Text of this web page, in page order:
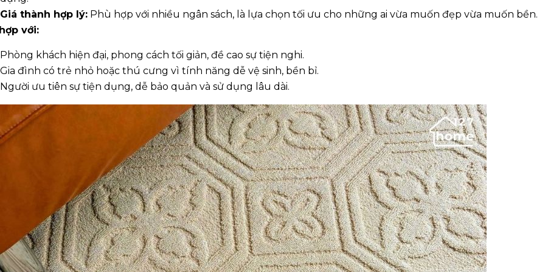
Giá thành hợp lý: Phù hợp với nhiều ngân sách, là lựa chọn tối ưu cho những ai vừa muốn đẹp vừa muốn bền.
với:
Phòng khách hiện đại, phong cách tối giản, đề cao sự tiện nghi.
Gia đình có trẻ nhỏ hoặc thú cưng vì tính năng dễ vệ sinh, bền bỉ.
Người ưu tiên sự tiện dụng, dễ bảo quản và sử dụng lâu dài.